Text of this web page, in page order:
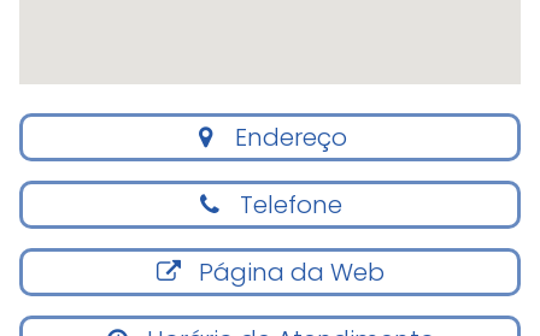
Endereço
Telefone
Página da Web